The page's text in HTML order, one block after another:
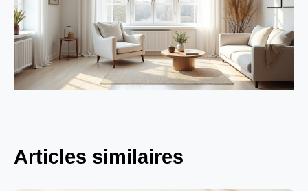
Articles similaires